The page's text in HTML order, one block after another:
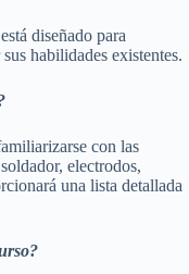
diseñado para
habilidades existentes.
con las
electrodos,
una lista detallada